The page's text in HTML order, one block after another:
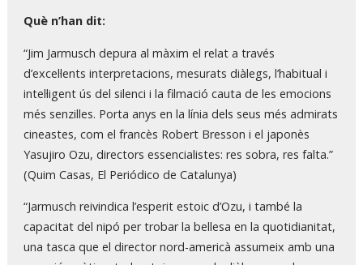
Què n’han dit:
“Jim Jarmusch depura al màxim el relat a través
d’excel·lents interpretacions, mesurats diàlegs, l’habitual i
intel·ligent ús del silenci i la filmació cauta de les emocions
més senzilles. Porta anys en la línia dels seus més admirats
cineastes, com el francès Robert Bresson i el japonès
Yasujiro Ozu, directors essencialistes: res sobra, res falta.”
(Quim Casas, El Periódico de Catalunya)
“Jarmusch reivindica l’esperit estoic d’Ozu, i també la
capacitat del nipó per trobar la bellesa en la quotidianitat,
una tasca que el director nord-americà assumeix amb una